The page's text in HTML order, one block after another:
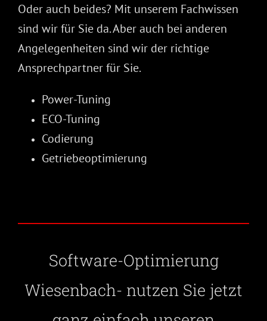
Oder auch beides? Mit unserem Fachwissen
sind wir für Sie da. Aber auch bei anderen
Angelegenheiten sind wir der richtige
Ansprechpartner für Sie.
Power-Tuning
ECO-Tuning
Codierung
Getriebeoptimierung
Software-Optimierung
Wiesenbach- nutzen Sie jetzt